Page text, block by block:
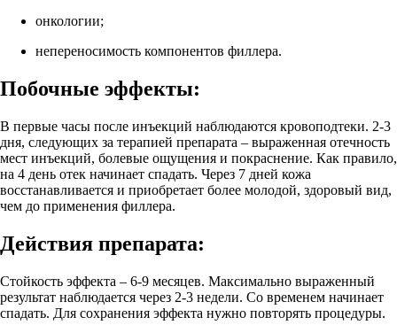
онкологии;
непереносимость компонентов филлера.
Побочные эффекты:
В первые часы после инъекций наблюдаются кровоподтеки. 2-3
дня, следующих за терапией препарата – выраженная отечность
мест инъекций, болевые ощущения и покраснение. Как правило,
на 4 день отек начинает спадать. Через 7 дней кожа
восстанавливается и приобретает более молодой, здоровый вид,
чем до применения филлера.
Действия препарата:
Стойкость эффекта – 6-9 месяцев. Максимально выраженный
результат наблюдается через 2-3 недели. Со временем начинает
спадать. Для сохранения эффекта нужно повторять процедуры.